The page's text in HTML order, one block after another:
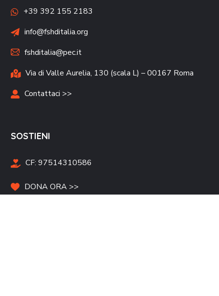
+39 392 155 2183
info@fshditalia.org
fshditalia@pec.it
Via di Valle Aurelia, 130 (scala L) – 00167 Roma
Contattaci >>
SOSTIENI
CF:97514310586
DONA ORA >>